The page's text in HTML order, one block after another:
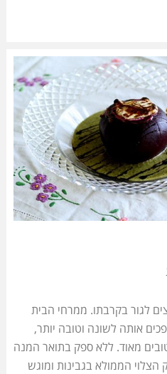
לגור בקרבתו. ממרחי הבית
אותה לשונה וטובה יותר,
מאוד. ללא ספק בתואר המנה
הממולא בגבינות ומוגש